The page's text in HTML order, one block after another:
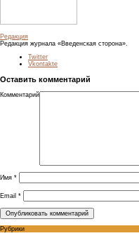
Редакция
Редакция журнала «Введенская сторона».
Twitter
Vkontakte
Оставить комментарий
Комментарий
Имя *
Email *
Рубрики